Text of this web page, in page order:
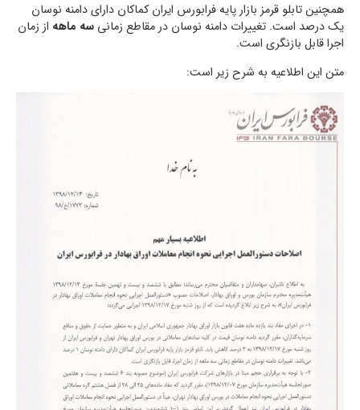
همچنین تابلو قرمز بازار پایه فرابورس ایران کماکان دارای دامنه نوسان
یک درصد است. تغییرات دامنه نوسان در مقاطع زمانی سه ماهه از زمان
اجرا قابل بازنگری است.
متن این اطلاعیه به شرح زیر است: